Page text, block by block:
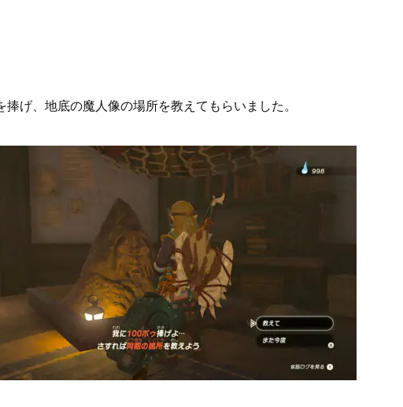
げ、地底の魔人像の場所を教えてもらいました。